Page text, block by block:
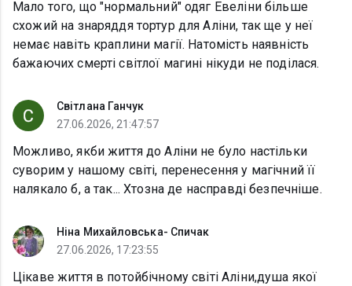
Мало того, що "нормальний" одяг Евеліни більше
схожий на знаряддя тортур для Аліни, так ще у неї
немає навіть краплини магії. Натомість наявність
бажаючих смерті світлої магині нікуди не поділася.
Світлана Ганчук
27.06.2026, 21:47:57
Можливо, якби життя до Аліни не було настільки
суворим у нашому світі, перенесення у магічний її
налякало б, а так... Хтозна де насправді безпечніше.
Ніна Михайловська- Спичак
27.06.2026, 17:23:55
Цікаве життя в потойбічному світі Аліни,душа якої